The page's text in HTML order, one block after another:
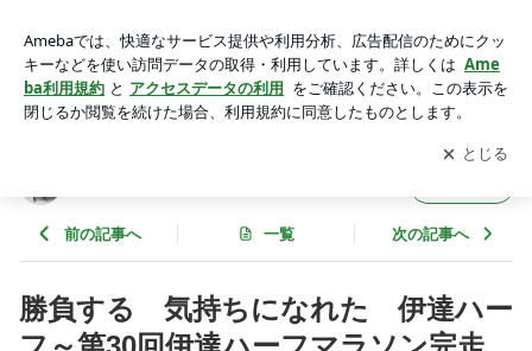
マラソン完走記４ | 神社仏閣旅歩き そして時には食べ歩き
アプリをダウンロードして ブログの更新通知
を受け取りまし
ょう。
開く
前の記事へ 一覧 次の記事へ
勝負する 気持ちになれた 伊達ハー